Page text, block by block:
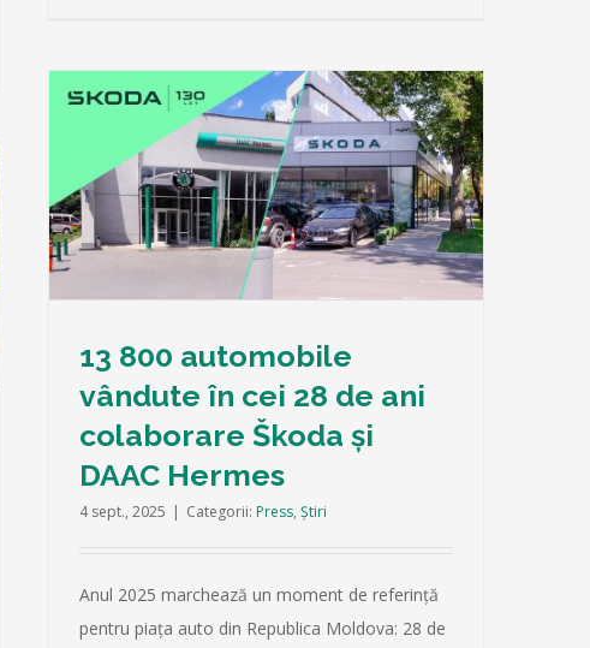
13 800 automobile
vândute în cei 28 de ani
colaborare Škoda și
DAAC Hermes
4 sept., 2025 | Categorii: Press, Știri
Anul 2025 marchează un moment de referință
pentru piața auto din Republica Moldova: 28 de